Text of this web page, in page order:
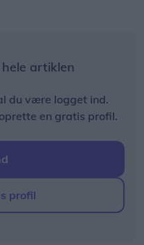
artiklen
du være logget ind.
en gratis profil.
profil